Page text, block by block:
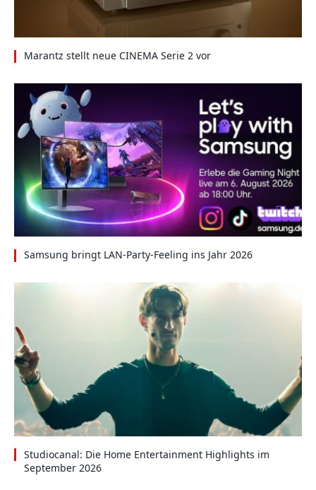
Marantz stellt neue CINEMA Serie 2 vor
Samsung bringt LAN-Party-Feeling ins Jahr 2026
Studiocanal: Die Home Entertainment Highlights im
September 2026